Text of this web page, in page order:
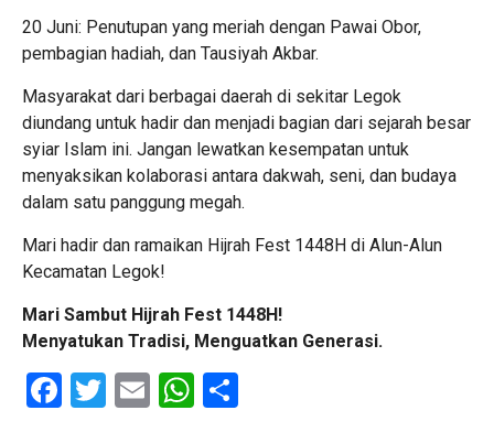
20 Juni: Penutupan yang meriah dengan Pawai Obor,
pembagian hadiah, dan Tausiyah Akbar.
Masyarakat dari berbagai daerah di sekitar Legok
diundang untuk hadir dan menjadi bagian dari sejarah besar
syiar Islam ini. Jangan lewatkan kesempatan untuk
menyaksikan kolaborasi antara dakwah, seni, dan budaya
dalam satu panggung megah.
Mari hadir dan ramaikan Hijrah Fest 1448H di Alun-Alun
Kecamatan Legok!
Mari Sambut Hijrah Fest 1448H!
Menyatukan Tradisi, Menguatkan Generasi.
Facebook
Twitter
EmailWhatsApp